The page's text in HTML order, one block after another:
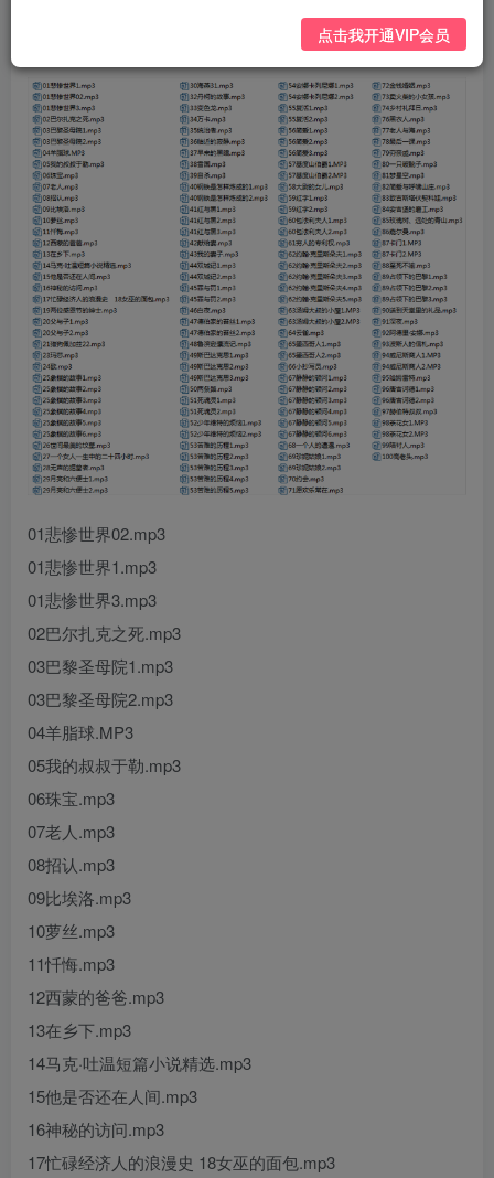
01悲惨世界02.mp3
01悲惨世界1.mp3
01悲惨世界3.mp3
02巴尔扎克之死.mp3
03巴黎圣母院1.mp3
03巴黎圣母院2.mp3
04羊脂球.MP3
05我的叔叔于勒.mp3
06珠宝.mp3
07老人.mp3
08招认.mp3
09比埃洛.mp3
10萝丝.mp3
11忏悔.mp3
12西蒙的爸爸.mp3
13在乡下.mp3
14马克·吐温短篇小说精选.mp3
15他是否还在人间.mp3
16神秘的访问.mp3
17忙碌经济人的浪漫史 18女巫的面包.mp3
点击我开通VIP会员